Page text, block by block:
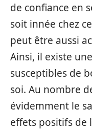
de confiance en
soit innée chez
peut être aussi
Ainsi, il existe
susceptibles de
soi. Au nombre
évidemment le
effets positifs de